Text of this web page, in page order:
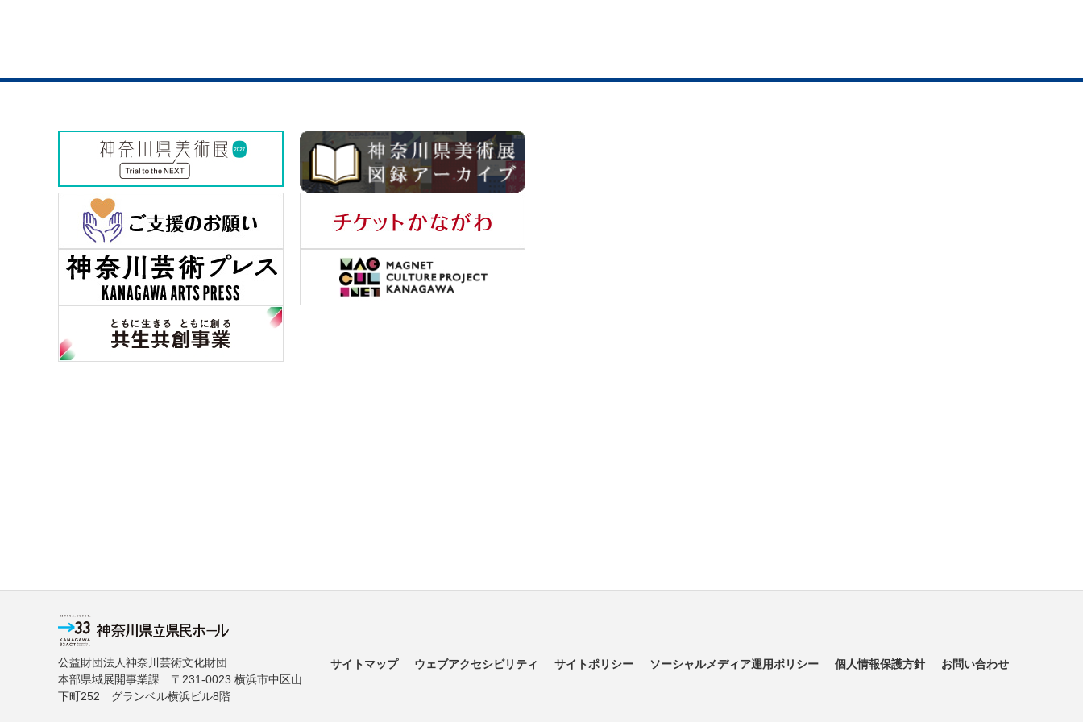
公益財団法人神奈川芸術文化財団
本部県域展開事業課 〒231-0023 横浜市中区山
下町252 グランベル横浜ビル8階
サイトマップ ウェブアクセシビリティ サイトポリシー ソーシャルメディア運用ポリシー 個人情報保護方針 お問い合わせ